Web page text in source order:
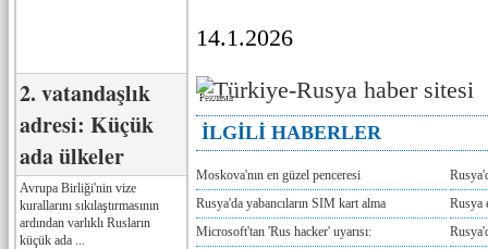
2. vatandaşlık
adresi: Küçük
ada ülkeler
Avrupa Birliği'nin vize
kurallarını sıkılaştırmasının
ardından varlıklı Rusların
küçük ada ...
14.1.2026
Реклама
İLGİLİ HABERLER
Moskova'nın en güzel penceresi
Rusya'da yabancıların SIM kart alma
Rusya
Microsoft'tan 'Rus hacker' uyarısı: